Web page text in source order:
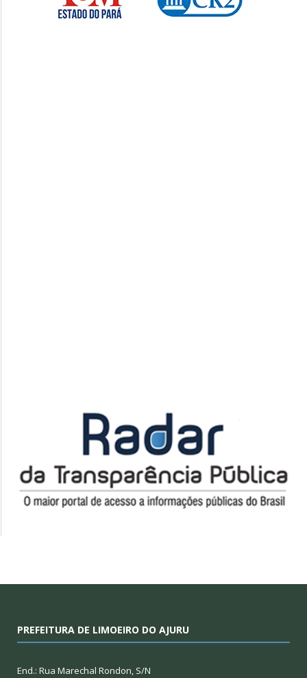
PREFEITURA DE LIMOEIRO DO AJURU
End.: Rua Marechal Rondon, S/N